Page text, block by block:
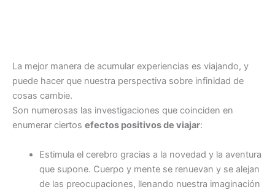
La mejor manera de acumular experiencias es viajando, y
puede hacer que nuestra perspectiva sobre infinidad de
cosas cambie.
Son numerosas las investigaciones que coinciden en
enumerar ciertos efectos positivos de viajar:
Estimula el cerebro gracias a la novedad y la aventura
que supone. Cuerpo y mente se renuevan y se alejan
de las preocupaciones, llenando nuestra imaginación